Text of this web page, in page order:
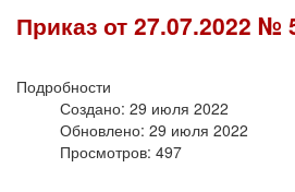
Приказ от 27.07.2022 №
Подробности
Создано: 29 июля 2022
Обновлено: 29 июля 2022
Просмотров: 497